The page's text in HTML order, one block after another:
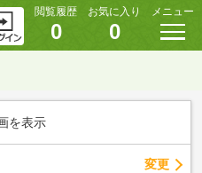
閲覧履歴
0
お気に入り
0
メニュー
を表示
変更